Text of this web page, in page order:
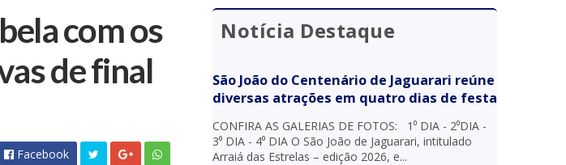
com os
de final
Facebook
Notícia Destaque
São João do Centenário de Jaguarari reúne
diversas atrações em quatro dias de festa
CONFIRA AS GALERIAS DE FOTOS: 1⁰ DIA - 2⁰DIA -
3⁰ DIA - 4⁰ DIA O São João de Jaguarari, intitulado
Arraiá das Estrelas – edição 2026, e...